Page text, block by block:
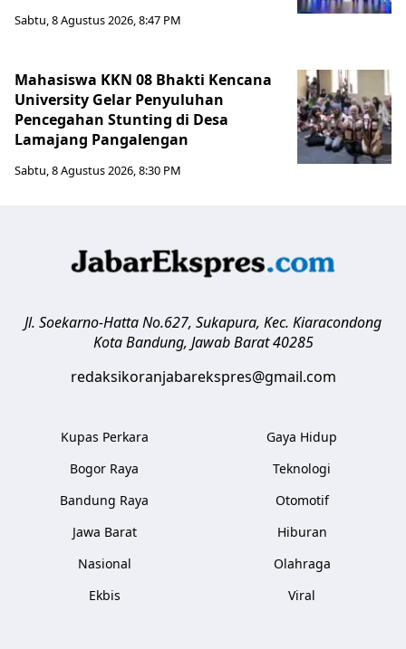
Sabtu, 8 Agustus 2026, 8:47 PM
Mahasiswa KKN 08 Bhakti Kencana
University Gelar Penyuluhan
Pencegahan Stunting di Desa
Lamajang Pangalengan
Sabtu, 8 Agustus 2026, 8:30 PM
Jl. Soekarno-Hatta No.627, Sukapura, Kec. Kiaracondong
Kota Bandung, Jawab Barat 40285
redaksikoranjabarekspres@gmail.com
Kupas Perkara
Bogor Raya
Bandung Raya
Jawa Barat
Nasional
Ekbis
Gaya Hidup
Teknologi
Otomotif
Hiburan
Olahraga
Viral